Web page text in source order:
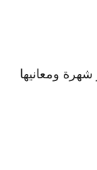
شهرة ومعانيها